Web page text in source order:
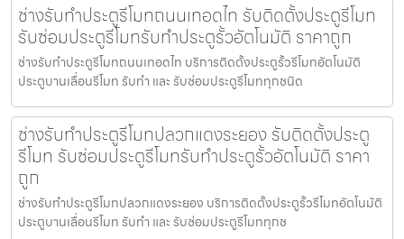
ช่างรับทำประตูรีโมทถนนเทอดไท รับติดตั้งประตูรีโมท
รับซ่อมประตูรีโมทรับทำประตูรั้วอัตโนมัติ ราคาถูก
ช่างรับทำประตูรีโมทถนนเทอดไท บริการติดตั้งประตูรั้วรีโมทอัตโนมัติ
ประตูบานเลื่อนรีโมท รับทำ และ รับซ่อมประตูรีโมททุกชนิด
ช่างรับทำประตูรีโมทปลวกแดงระยอง รับติดตั้งประตู
รีโมท รับซ่อมประตูรีโมทรับทำประตูรั้วอัตโนมัติ ราคา
ถูก
ช่างรับทำประตูรีโมทปลวกแดงระยอง บริการติดตั้งประตูรั้วรีโมทอัตโนมัติ
ประตูบานเลื่อนรีโมท รับทำ และ รับซ่อมประตูรีโมททุกช